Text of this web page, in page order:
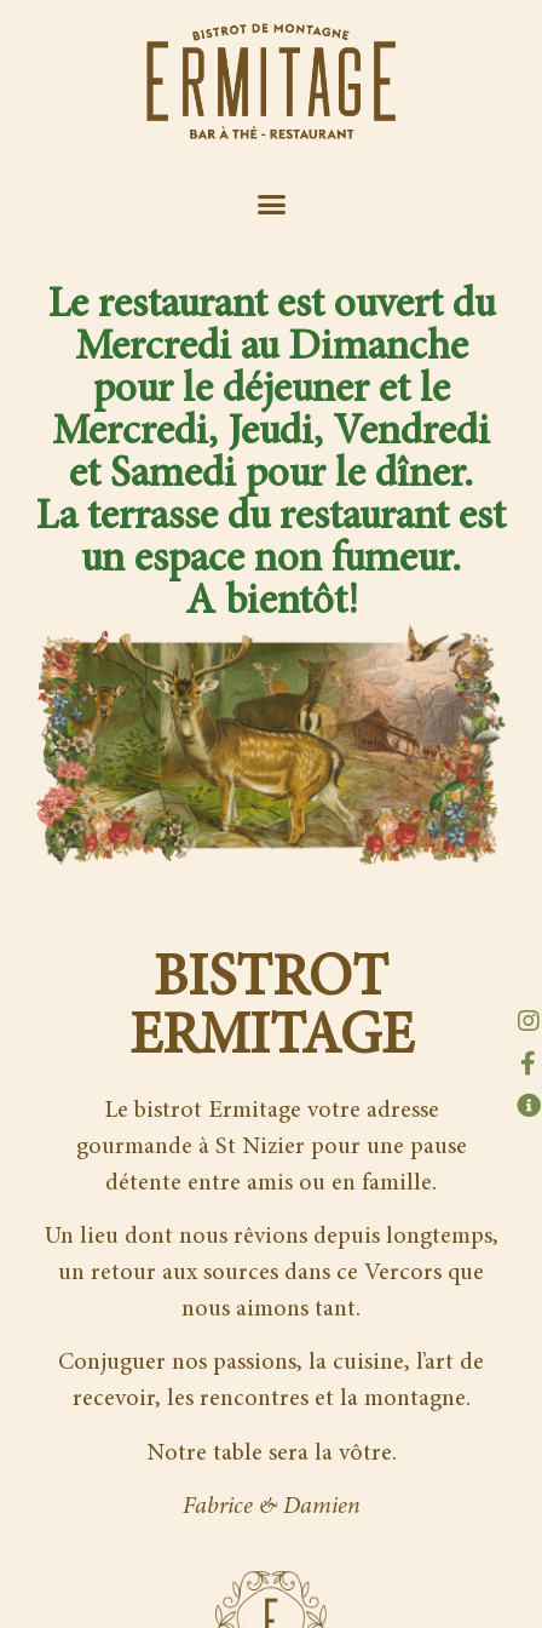
Le restaurant est ouvert du
Mercredi au Dimanche
pour le déjeuner et le
Mercredi, Jeudi, Vendredi
et Samedi pour le dîner.
La terrasse du restaurant est
un espace non fumeur.
A bientôt!
BISTROT
ERMITAGE
Le bistrot Ermitage votre adresse
gourmande à St Nizier pour une pause
détente entre amis ou en famille.
Un lieu dont nous rêvions depuis longtemps,
un retour aux sources dans ce Vercors que
nous aimons tant.
Conjuguer nos passions, la cuisine, l’art de
recevoir, les rencontres et la montagne.
Notre table sera la vôtre.
Fabrice & Damien